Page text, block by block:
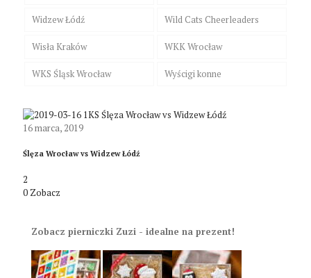
Widzew Łódź Wild Cats Cheerleaders
Wisła Kraków WKK Wrocław
WKS Śląsk Wrocław Wyścigi konne
16 marca, 2019
Ślęza Wrocław vs Widzew Łódź
2
0 Zobacz
Zobacz pierniczki Zuzi - idealne na prezent!